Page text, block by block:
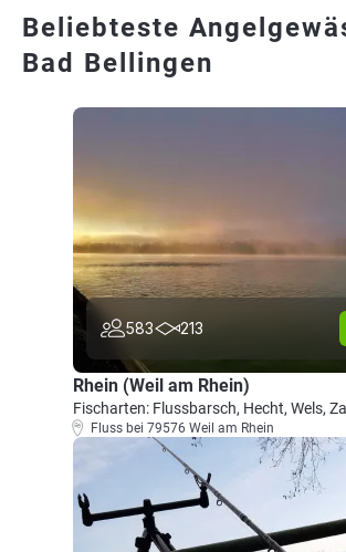
Beliebteste
Bad Bellingen
583 213
Rhein (Weil am Rhein)
Fischarten: Flussbarsch, Hecht, Wels,
Fluss bei 79576 Weil am Rhein